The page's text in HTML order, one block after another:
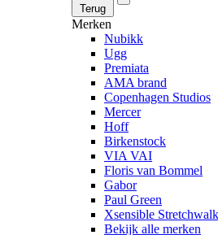
Terug
Merken
Nubikk
Ugg
Premiata
AMA brand
Copenhagen Studios
Mercer
Hoff
Birkenstock
VIA VAI
Floris van Bommel
Gabor
Paul Green
Xsensible
Bekijk alle merken